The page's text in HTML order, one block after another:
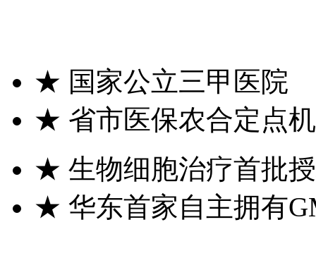
★ 国家公立三甲医院
★ 省市医保农合定点
★ 生物细胞治疗首批
★ 华东首家自主拥有